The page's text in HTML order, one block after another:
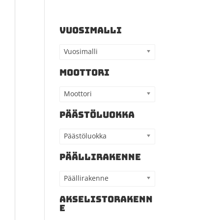
VUOSIMALLI
Vuosimalli
MOOTTORI
Moottori
PÄÄSTÖLUOKKA
Päästöluokka
PÄÄLLIRAKENNE
Päällirakenne
AKSELISTORAKENN
E